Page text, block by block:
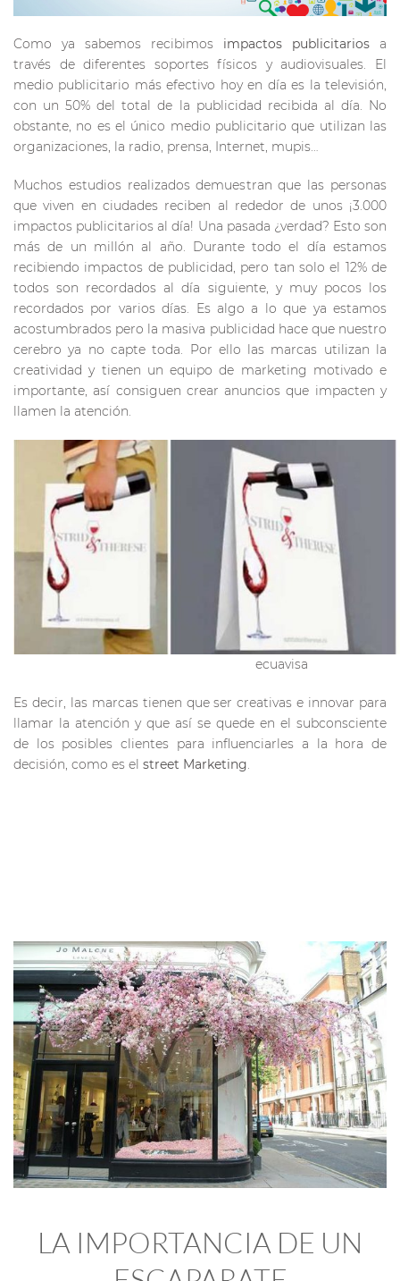
Como ya sabemos recibimos impactos publicitarios a
través de diferentes soportes físicos y audiovisuales. El
medio publicitario más efectivo hoy en día es la televisión,
con un 50% del total de la publicidad recibida al día. No
obstante, no es el único medio publicitario que utilizan las
organizaciones, la radio, prensa, Internet, mupis…
Muchos estudios realizados demuestran que las personas
que viven en ciudades reciben al rededor de unos ¡3.000
impactos publicitarios al día! Una pasada ¿verdad? Esto son
más de un millón al año. Durante todo el día estamos
recibiendo impactos de publicidad, pero tan solo el 12% de
todos son recordados al día siguiente, y muy pocos los
recordados por varios días. Es algo a lo que ya estamos
acostumbrados pero la masiva publicidad hace que nuestro
cerebro ya no capte toda. Por ello las marcas utilizan la
creatividad y tienen un equipo de marketing motivado e
importante, así consiguen crear anuncios que impacten y
llamen la atención.
ecuavisa
Es decir, las marcas tienen que ser creativas e innovar para
llamar la atención y que así se quede en el subconsciente
de los posibles clientes para influenciarles a la hora de
decisión, como es el street Marketing.
LA IMPORTANCIA DE UN